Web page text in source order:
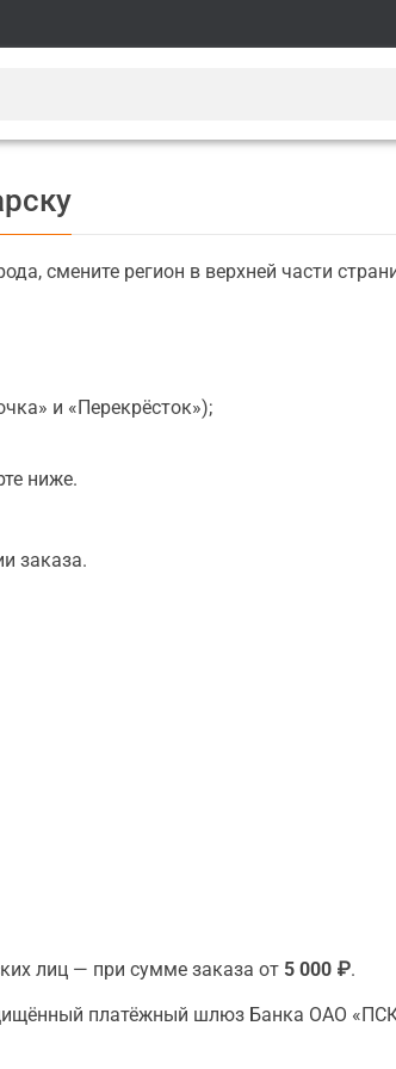
смените регион в верхней части
и «Перекрёсток»);
ниже.
заказа.
лиц — при сумме заказа от 5 000 ₽.
платёжный шлюз Банка ОАО